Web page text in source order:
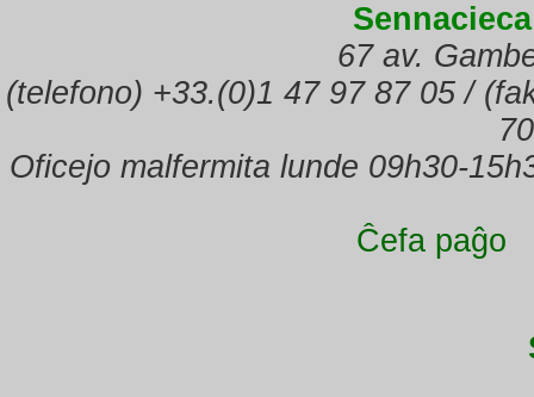
67 av.
(telefono) +33.(0)1 47 97 87 05 /
Oficejo malfermita lunde 09h30-
Ĉefa paĝo